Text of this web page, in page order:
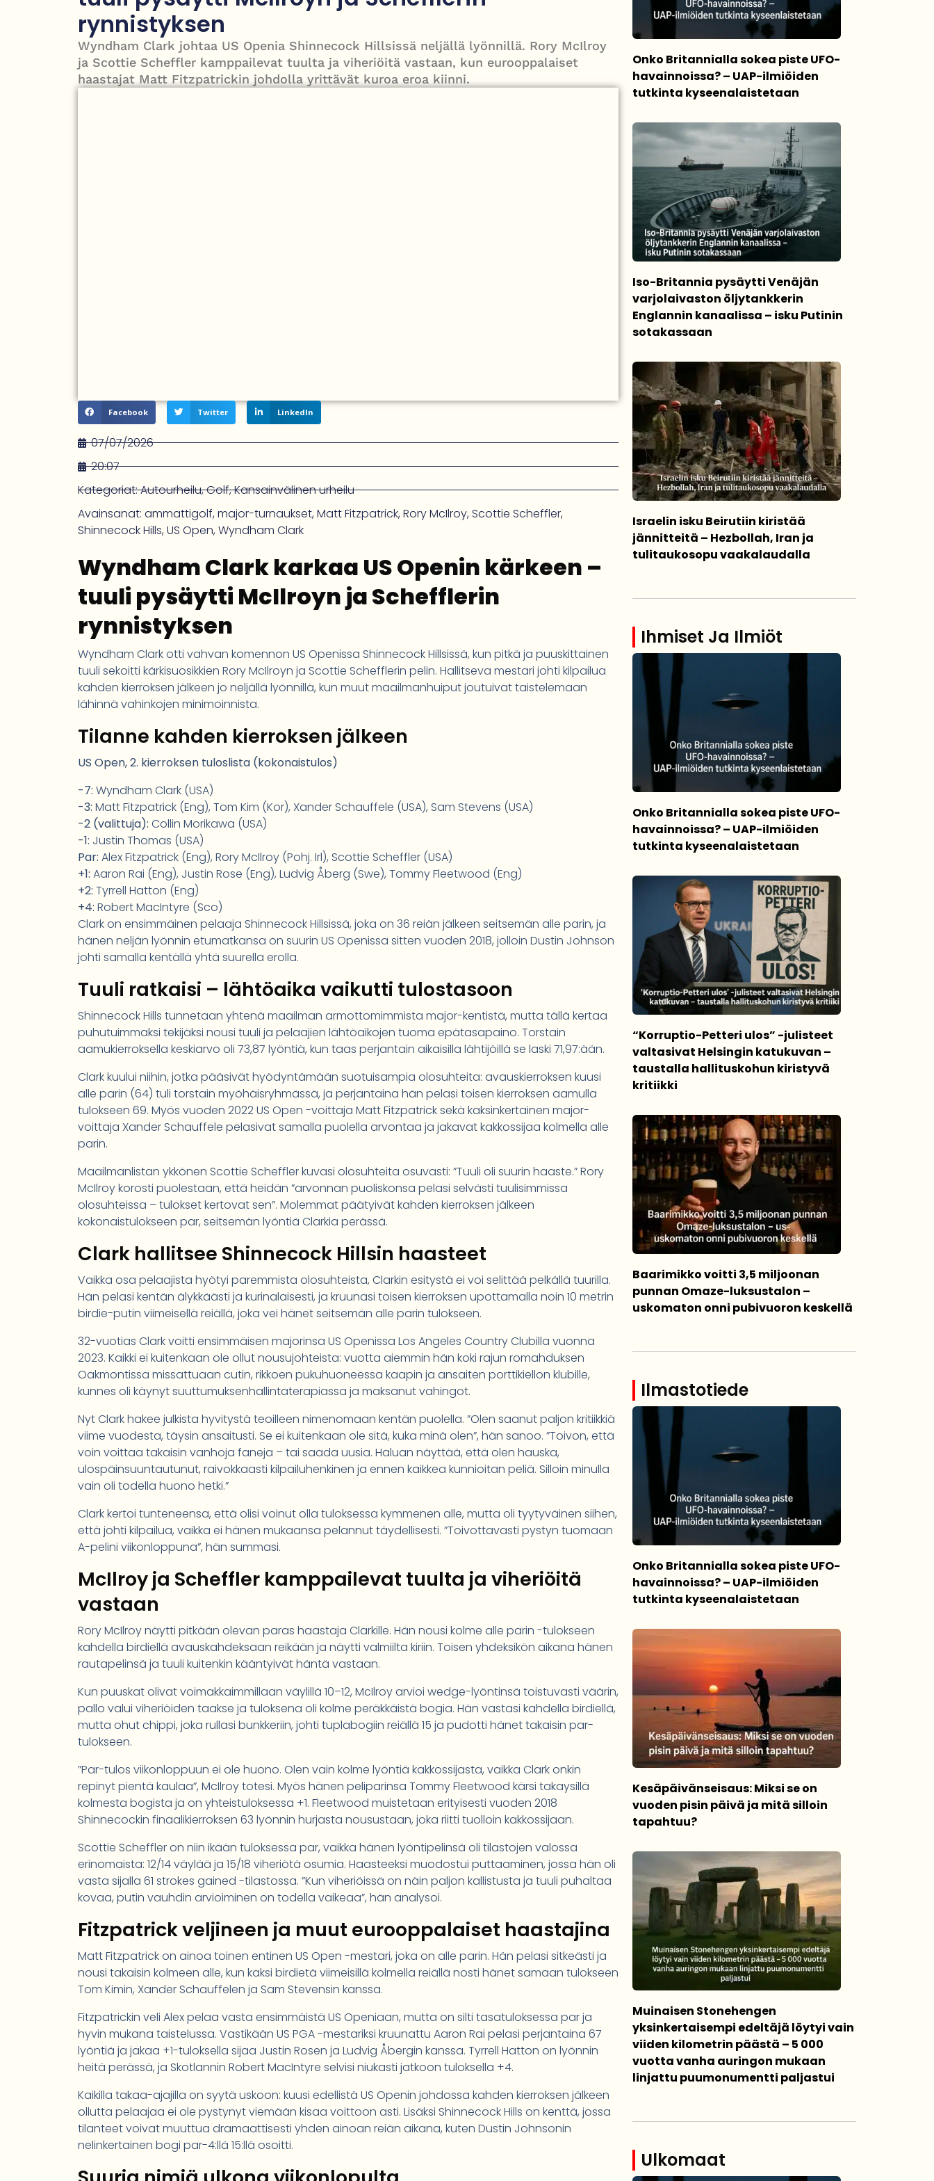
Grenfellin tornon palo: yhdeksäs vuosipäivä erityisen raskas omaisille
rynnistyksen
Wyndham Clark johtaa US Openia Shinnecock Hillsissä neljällä lyönnillä. Rory McIlroy
ja Scottie Scheffler kamppailevat tuulta ja viheriöitä vastaan, kun eurooppalaiset
haastajat Matt Fitzpatrickin johdolla yrittävät kuroa eroa kiinni.
Facebook Twitter LinkedIn
07/07/2026
20:07
Kategoriat:Autourheilu,Golf,Kansainvälinen urheilu
Avainsanat: ammattigolf,major-turnaukset,Matt Fitzpatrick,Rory McIlroy,Scottie Scheffler,
Shinnecock Hills,US Open,Wyndham Clark
Wyndham Clark karkaa US Openin kärkeen –
tuuli pysäytti McIlroyn ja Schefflerin
rynnistyksen
Wyndham Clark otti vahvan komennon US Openissa Shinnecock Hillsissä, kun pitkä ja puuskittainen
tuuli sekoitti kärkisuosikkien Rory McIlroyn ja Scottie Schefflerin pelin. Hallitseva mestari johti kilpailua
kahden kierroksen jälkeen jo neljällä lyönnillä, kun muut maailmanhuiput joutuivat taistelemaan
lähinnä vahinkojen minimoinnista.
Tilanne kahden kierroksen jälkeen
US Open, 2. kierroksen tuloslista (kokonaistulos)
-7: Wyndham Clark (USA)
-3: Matt Fitzpatrick (Eng), Tom Kim (Kor), Xander Schauffele (USA), Sam Stevens (USA)
-2 (valittuja): Collin Morikawa (USA)
-1: Justin Thomas (USA)
Par: Alex Fitzpatrick (Eng), Rory McIlroy (Pohj. Irl), Scottie Scheffler (USA)
+1: Aaron Rai (Eng), Justin Rose (Eng), Ludvig Åberg (Swe), Tommy Fleetwood (Eng)
+2: Tyrrell Hatton (Eng)
+4: Robert MacIntyre (Sco)
Clark on ensimmäinen pelaaja Shinnecock Hillsissä, joka on 36 reiän jälkeen seitsemän alle parin, ja
hänen neljän lyönnin etumatkansa on suurin US Openissa sitten vuoden 2018, jolloin Dustin Johnson
johti samalla kentällä yhtä suurella erolla.
Tuuli ratkaisi – lähtöaika vaikutti tulostasoon
Shinnecock Hills tunnetaan yhtenä maailman armottomimmista major-kentistä, mutta tällä kertaa
puhutuimmaksi tekijäksi nousi tuuli ja pelaajien lähtöaikojen tuoma epätasapaino. Torstain
aamukierroksella keskiarvo oli 73,87 lyöntiä, kun taas perjantain aikaisilla lähtijöillä se laski 71,97:ään.
Clark kuului niihin, jotka pääsivät hyödyntämään suotuisampia olosuhteita: avauskierroksen kuusi
alle parin (64) tuli torstain myöhäisryhmässä, ja perjantaina hän pelasi toisen kierroksen aamulla
tulokseen 69. Myös vuoden 2022 US Open -voittaja Matt Fitzpatrick sekä kaksinkertainen major-
voittaja Xander Schauffele pelasivat samalla puolella arvontaa ja jakavat kakkossijaa kolmella alle
parin.
Maailmanlistan ykkönen Scottie Scheffler kuvasi olosuhteita osuvasti: ”Tuuli oli suurin haaste.” Rory
McIlroy korosti puolestaan, että heidän ”arvonnan puoliskonsa pelasi selvästi tuulisimmissa
olosuhteissa – tulokset kertovat sen”. Molemmat päätyivät kahden kierroksen jälkeen
kokonaistulokseen par, seitsemän lyöntiä Clarkia perässä.
Clark hallitsee Shinnecock Hillsin haasteet
Vaikka osa pelaajista hyötyi paremmista olosuhteista, Clarkin esitystä ei voi selittää pelkällä tuurilla.
Hän pelasi kentän älykkäästi ja kurinalaisesti, ja kruunasi toisen kierroksen upottamalla noin 10 metrin
birdie-putin viimeisellä reiällä, joka vei hänet seitsemän alle parin tulokseen.
32-vuotias Clark voitti ensimmäisen majorinsa US Openissa Los Angeles Country Clubilla vuonna
2023. Kaikki ei kuitenkaan ole ollut nousujohteista: vuotta aiemmin hän koki rajun romahduksen
Oakmontissa missattuaan cutin, rikkoen pukuhuoneessa kaapin ja ansaiten porttikiellon klubille,
kunnes oli käynyt suuttumuksenhallintaterapiassa ja maksanut vahingot.
Nyt Clark hakee julkista hyvitystä teoilleen nimenomaan kentän puolella. ”Olen saanut paljon kritiikkiä
viime vuodesta, täysin ansaitusti. Se ei kuitenkaan ole sitä, kuka minä olen”, hän sanoo. ”Toivon, että
voin voittaa takaisin vanhoja faneja – tai saada uusia. Haluan näyttää, että olen hauska,
ulospäinsuuntautunut, raivokkaasti kilpailuhenkinen ja ennen kaikkea kunnioitan peliä. Silloin minulla
vain oli todella huono hetki.”
Clark kertoi tunteneensa, että olisi voinut olla tuloksessa kymmenen alle, mutta oli tyytyväinen siihen,
että johti kilpailua, vaikka ei hänen mukaansa pelannut täydellisesti. ”Toivottavasti pystyn tuomaan
A-pelini viikonloppuna”, hän summasi.
McIlroy ja Scheffler kamppailevat tuulta ja viheriöitä
vastaan
Rory McIlroy näytti pitkään olevan paras haastaja Clarkille. Hän nousi kolme alle parin -tulokseen
kahdella birdiellä avauskahdeksaan reikään ja näytti valmiilta kiriin. Toisen yhdeksikön aikana hänen
rautapelinsä ja tuuli kuitenkin kääntyivät häntä vastaan.
Kun puuskat olivat voimakkaimmillaan väylillä 10–12, McIlroy arvioi wedge-lyöntinsä toistuvasti väärin,
pallo valui viheriöiden taakse ja tuloksena oli kolme peräkkäistä bogia. Hän vastasi kahdella birdiellä,
mutta ohut chippi, joka rullasi bunkkeriin, johti tuplabogiin reiällä 15 ja pudotti hänet takaisin par-
tulokseen.
”Par-tulos viikonloppuun ei ole huono. Olen vain kolme lyöntiä kakkossijasta, vaikka Clark onkin
repinyt pientä kaulaa”, McIlroy totesi. Myös hänen peliparinsa Tommy Fleetwood kärsi takaysillä
kolmesta bogista ja on yhteistuloksessa +1. Fleetwood muistetaan erityisesti vuoden 2018
Shinnecockin finaalikierroksen 63 lyönnin hurjasta nousustaan, joka riitti tuolloin kakkossijaan.
Scottie Scheffler on niin ikään tuloksessa par, vaikka hänen lyöntipelinsä oli tilastojen valossa
erinomaista: 12/14 väylää ja 15/18 viheriötä osumia. Haasteeksi muodostui puttaaminen, jossa hän oli
vasta sijalla 61 strokes gained -tilastossa. ”Kun viheriöissä on näin paljon kallistusta ja tuuli puhaltaa
kovaa, putin vauhdin arvioiminen on todella vaikeaa”, hän analysoi.
Fitzpatrick veljineen ja muut eurooppalaiset haastajina
Matt Fitzpatrick on ainoa toinen entinen US Open -mestari, joka on alle parin. Hän pelasi sitkeästi ja
nousi takaisin kolmeen alle, kun kaksi birdietä viimeisillä kolmella reiällä nosti hänet samaan tulokseen
Tom Kimin, Xander Schauffelen ja Sam Stevensin kanssa.
Fitzpatrickin veli Alex pelaa vasta ensimmäistä US Openiaan, mutta on silti tasatuloksessa par ja
hyvin mukana taistelussa. Vastikään US PGA -mestariksi kruunattu Aaron Rai pelasi perjantaina 67
lyöntiä ja jakaa +1-tuloksella sijaa Justin Rosen ja Ludvig Åbergin kanssa. Tyrrell Hatton on lyönnin
heitä perässä, ja Skotlannin Robert MacIntyre selvisi niukasti jatkoon tuloksella +4.
Kaikilla takaa-ajajilla on syytä uskoon: kuusi edellistä US Openin johdossa kahden kierroksen jälkeen
ollutta pelaajaa ei ole pystynyt viemään kisaa voittoon asti. Lisäksi Shinnecock Hills on kenttä, jossa
tilanteet voivat muuttua dramaattisesti yhden ainoan reiän aikana, kuten Dustin Johnsonin
nelinkertainen bogi par-4:llä 15:llä osoitti.
Onko Britannialla sokea piste UFO-
havainnoissa? – UAP-ilmiöiden
tutkinta kyseenalaistetaan
Iso-Britannia pysäytti Venäjän
varjolaivaston öljytankkerin
Englannin kanaalissa – isku Putinin
sotakassaan
Israelin isku Beirutiin kiristää
jännitteitä – Hezbollah, Iran ja
tulitaukosopu vaakalaudalla
Ihmiset Ja Ilmiöt
Onko Britannialla sokea piste UFO-
havainnoissa? – UAP-ilmiöiden
tutkinta kyseenalaistetaan
“Korruptio-Petteri ulos” -julisteet
valtasivat Helsingin katukuvan –
taustalla hallituskohun kiristyvä
kritiikki
Baarimikko voitti 3,5 miljoonan
punnan Omaze-luksustalon –
uskomaton onni pubivuoron keskellä
Ilmastotiede
Onko Britannialla sokea piste UFO-
havainnoissa? – UAP-ilmiöiden
tutkinta kyseenalaistetaan
Kesäpäivänseisaus: Miksi se on
vuoden pisin päivä ja mitä silloin
tapahtuu?
Muinaisen Stonehengen
yksinkertaisempi edeltäjä löytyi vain
viiden kilometrin päästä – 5 000
vuotta vanha auringon mukaan
linjattu puumonumentti paljastui
Ulkomaat